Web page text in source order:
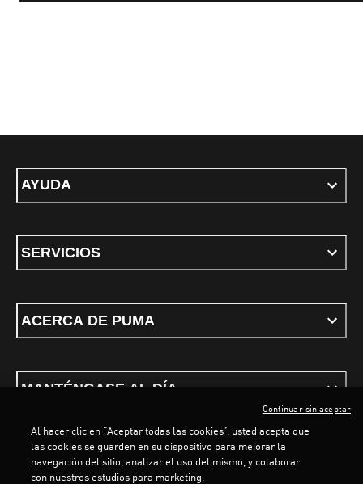
AYUDA
SERVICIOS
ACERCA DE PUMA
MANTÉNGASE AL DÍA
Términos y condicionesPolítica de Privacidad
Al hacer clic en “Aceptar todas las cookies”, usted acepta que
las cookies se guarden en su dispositivo para mejorar la
navegación del sitio, analizar el uso del mismo, y colaborar
con nuestros estudios para marketing.
Continuar sin aceptar